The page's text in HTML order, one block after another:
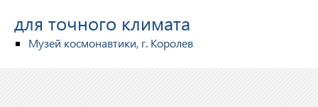
для точного климата
Музей космонавтики, г. Королев